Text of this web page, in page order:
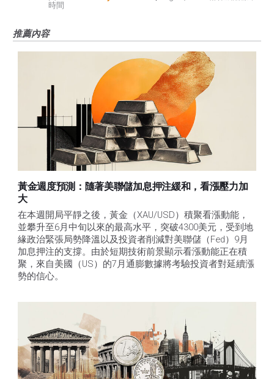
時間
推薦內容
黃金週度預測：隨著美聯儲加息押注緩和，看漲壓力加
大
在本週開局平靜之後，黃金（XAU/USD）積聚看漲動能，
並攀升至6月中旬以來的最高水平，突破4300美元，受到地
緣政治緊張局勢降溫以及投資者削減對美聯儲（Fed）9月
加息押注的支撐。由於短期技術前景顯示看漲動能正在積
聚，來自美國（US）的7月通膨數據將考驗投資者對延續漲
勢的信心。